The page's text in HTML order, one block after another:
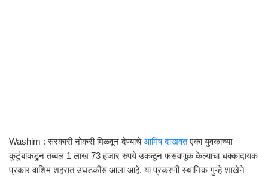
Washim : सरकारी नोकरी मिळवून देण्याचेआमिष दाखवतएका युवकाच्या
कुटुंबाकडून तब्बल 1 लाख 73 हजार रुपये उकळून फसवणूक केल्याचा धक्कादायक
प्रकार वाशिम शहरात उघडकीस आला आहे. या प्रकरणी स्थानिक गुन्हे शाखेने